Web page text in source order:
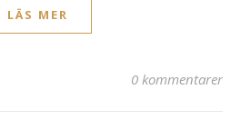
LÄS MER
0 kommentarer